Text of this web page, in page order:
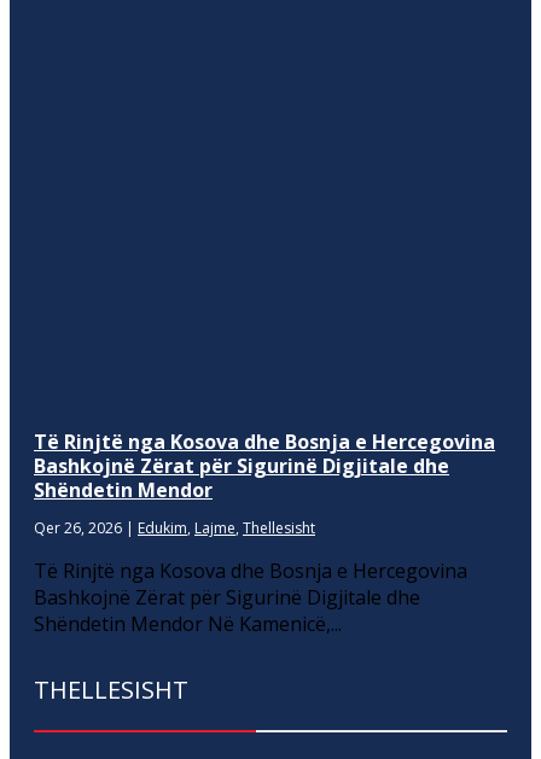
Të Rinjtë nga Kosova dhe Bosnja e Hercegovina
Bashkojnë Zërat për Sigurinë Digjitale dhe
Shëndetin Mendor
Qer 26, 2026 | Edukim, Lajme, Thellesisht
Të Rinjtë nga Kosova dhe Bosnja e Hercegovina
Bashkojnë Zërat për Sigurinë Digjitale dhe
Shëndetin Mendor Në Kamenicë,...
THELLESISHT